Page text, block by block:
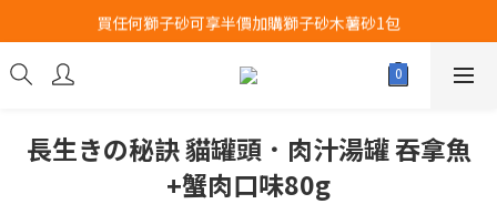
Airbuggy 全線現貨8折！立即點擊火速搶購
買任何獅子砂可享半價加購獅子砂木薯砂1包
Airbuggy 全線現貨8折！立即點擊火速搶購
長生きの秘訣 貓罐頭．肉汁湯罐 吞拿魚
+蟹肉口味80g